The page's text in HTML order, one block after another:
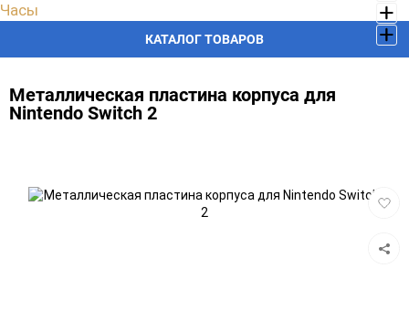
КАТАЛОГ ТОВАРОВ
Часы
Металлическая пластина корпуса для
Nintendo Switch 2